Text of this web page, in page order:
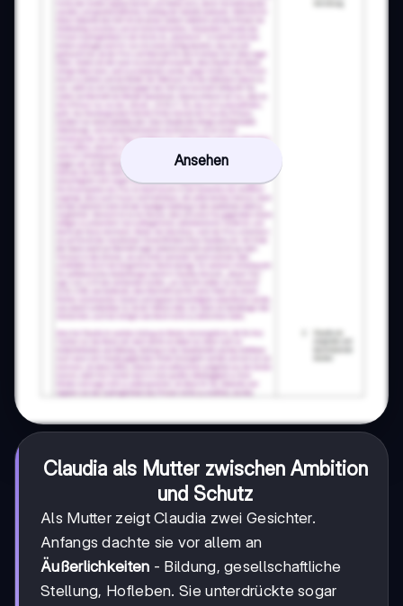
Ansehen
Claudia als Mutter zwischen Ambition
und Schutz
Als Mutter zeigt Claudia zwei Gesichter.
Anfangs dachte sie vor allem an
Äußerlichkeiten - Bildung, gesellschaftliche
Stellung, Hofleben. Sie unterdrückte sogar